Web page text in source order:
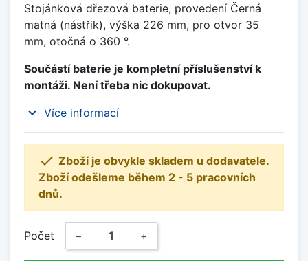
Stojánková dřezová baterie, provedení Černá
matná (nástřik), výška 226 mm, pro otvor 35
mm, otočná o 360 °.
Součástí baterie je kompletní příslušenství k
montáži. Není třeba nic dokupovat.
expand_more Více informací
 Zboží je obvykle skladem u dodavatele.
Zboží odešleme během 2 - 5 pracovních
dnů.
Počet − +